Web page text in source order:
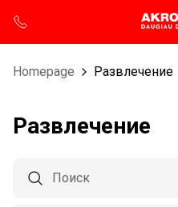
Homepage Развлечение
Развлечение